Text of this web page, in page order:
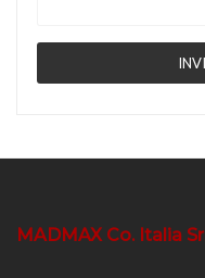
MADMAX Co. Italia Srl